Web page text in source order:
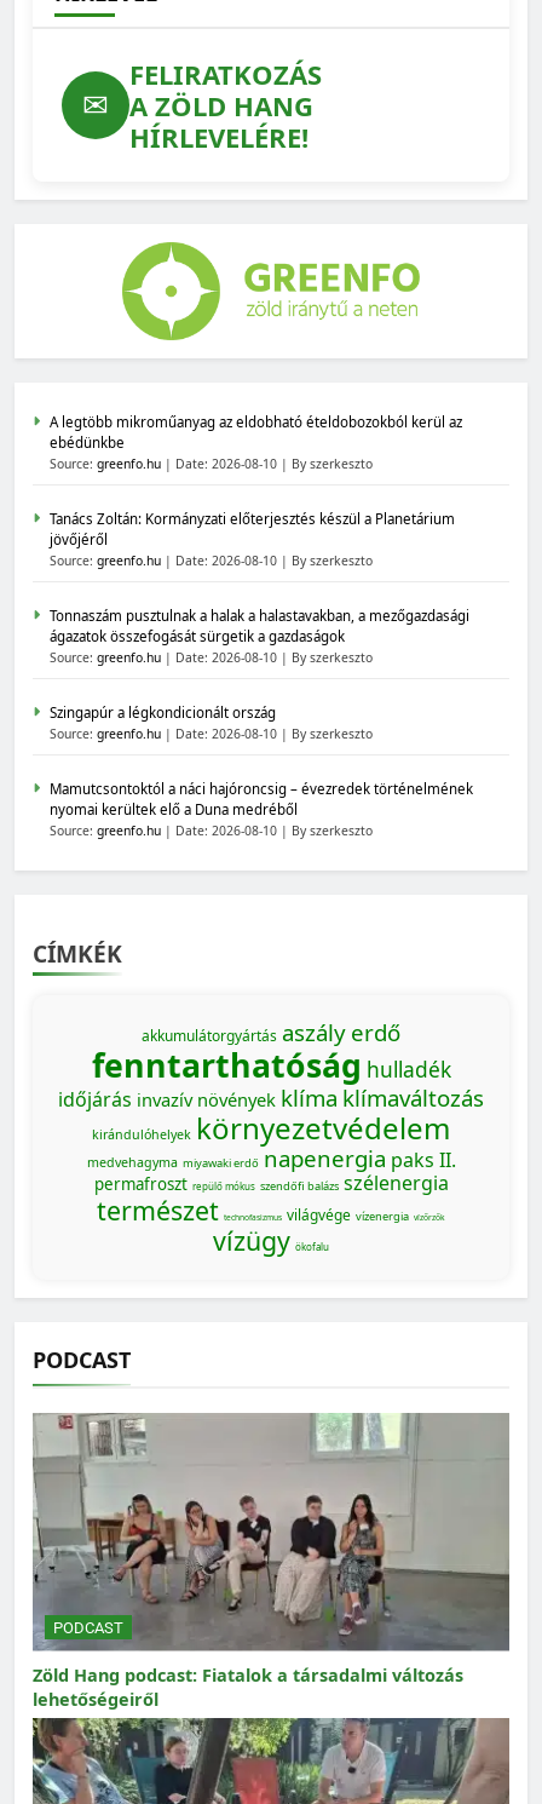
✉
FELIRATKOZÁS
A ZÖLD HANG
HÍRLEVELÉRE!
A legtöbb mikroműanyag az eldobható ételdobozokból kerül az
ebédünkbe
Source: greenfo.hu Date: 2026-08-10 By szerkeszto
Tanács Zoltán: Kormányzati előterjesztés készül a Planetárium
jövőjéről
Source: greenfo.hu Date: 2026-08-10 By szerkeszto
Tonnaszám pusztulnak a halak a halastavakban, a mezőgazdasági
ágazatok összefogását sürgetik a gazdaságok
Source: greenfo.hu Date: 2026-08-10 By szerkeszto
Szingapúr a légkondicionált ország
Source: greenfo.hu Date: 2026-08-10 By szerkeszto
Mamutcsontoktól a náci hajóroncsig – évezredek történelmének
nyomai kerültek elő a Duna medréből
Source: greenfo.hu Date: 2026-08-10 By szerkeszto
CÍMKÉK
akkumulátorgyártás aszály erdő
fenntarthatóság hulladék
időjárás invazív növények klíma klímaváltozás
kirándulóhelyek környezetvédelem
medvehagyma miyawaki erdő napenergia paks II.
permafroszt repülő mókus szendőfi balázs szélenergia
természet technofasizmus világvége vízenergia vízőrzők
vízügy ökofalu
PODCAST
PODCAST
Zöld Hang podcast: Fiatalok a társadalmi változás
lehetőségeiről